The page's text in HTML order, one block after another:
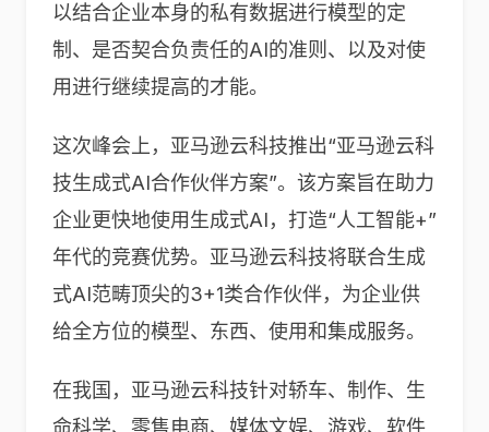
以结合企业本身的私有数据进行模型的定
制、是否契合负责任的AI的准则、以及对使
用进行继续提高的才能。
这次峰会上，亚马逊云科技推出“亚马逊云科
技生成式AI合作伙伴方案”。该方案旨在助力
企业更快地使用生成式AI，打造“人工智能+”
年代的竞赛优势。亚马逊云科技将联合生成
式AI范畴顶尖的3+1类合作伙伴，为企业供
给全方位的模型、东西、使用和集成服务。
在我国，亚马逊云科技针对轿车、制作、生
命科学、零售电商、媒体文娱、游戏、软件